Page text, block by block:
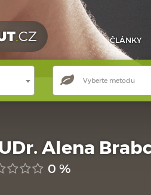
ČLÁNKY
Vyberte metodu
Alena
0 %